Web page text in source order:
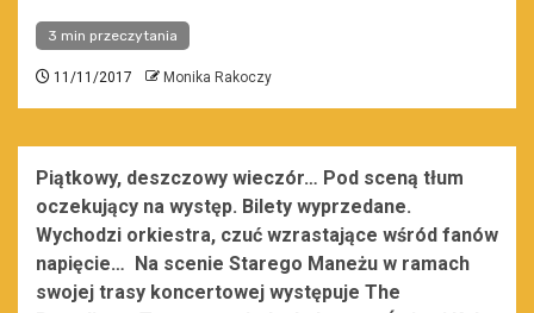
3 min przeczytania
11/11/2017 Monika Rakoczy
Piątkowy, deszczowy wieczór… Pod sceną tłum
oczekujący na występ. Bilety wyprzedane.
Wychodzi orkiestra, czuć wzrastające wśród fanów
napięcie… Na scenie Starego Maneżu w ramach
swojej trasy koncertowej występuje The